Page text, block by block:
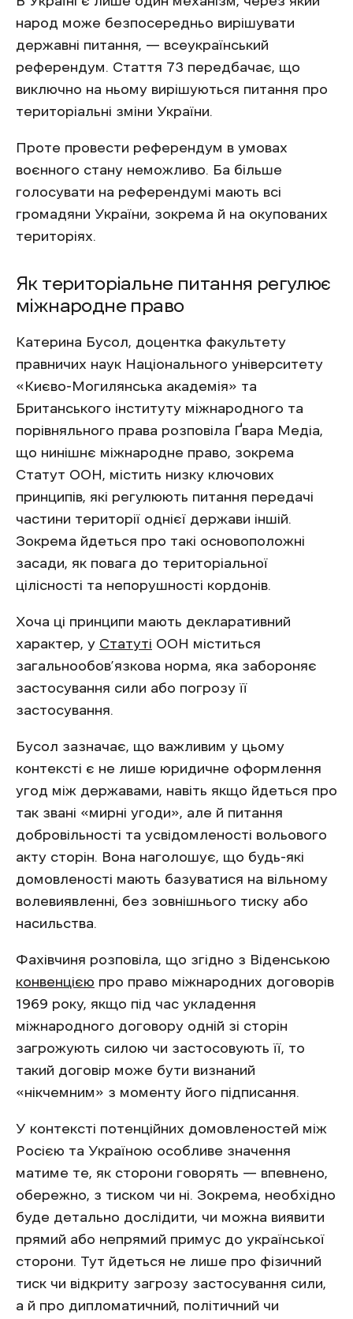
народ може безпосередньо вирішувати
державні питання, — всеукраїнський
референдум. Стаття 73 передбачає, що
виключно на ньому вирішуються питання про
територіальні зміни України.
Проте провести референдум в умовах
воєнного стану неможливо. Ба більше
голосувати на референдумі мають всі
громадяни України, зокрема й на окупованих
територіях.
Як територіальне питання регулює
міжнародне право
Катерина Бусол, доцентка факультету
правничих наук Національного університету
«Києво-Могилянська академія» та
Британського інституту міжнародного та
порівняльного права розповіла Ґвара Медіа,
що нинішнє міжнародне право, зокрема
Статут ООН, містить низку ключових
принципів, які регулюють питання передачі
частини території однієї держави іншій.
Зокрема йдеться про такі основоположні
засади, як повага до територіальної
цілісності та непорушності кордонів.
Хоча ці принципи мають декларативний
характер, у Статуті ООН міститься
загальнообов’язкова норма, яка забороняє
застосування сили або погрозу її
застосування.
Бусол зазначає, що важливим у цьому
контексті є не лише юридичне оформлення
угод між державами, навіть якщо йдеться про
так звані «мирні угоди», але й питання
добровільності та усвідомленості вольового
акту сторін. Вона наголошує, що будь-які
домовленості мають базуватися на вільному
волевиявленні, без зовнішнього тиску або
насильства.
Фахівчиня розповіла, що згідно з Віденською
конвенцією про право міжнародних договорів
1969 року, якщо під час укладення
міжнародного договору одній зі сторін
загрожують силою чи застосовують її, то
такий договір може бути визнаний
«нікчемним» з моменту його підписання.
У контексті потенційних домовленостей між
Росією та Україною особливе значення
матиме те, як сторони говорять — впевнено,
обережно, з тиском чи ні. Зокрема, необхідно
буде детально дослідити, чи можна виявити
прямий або непрямий примус до української
сторони. Тут йдеться не лише про фізичний
тиск чи відкриту загрозу застосування сили,
а й про дипломатичний, політичний чи